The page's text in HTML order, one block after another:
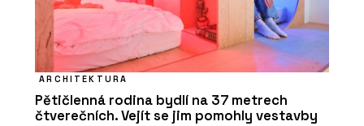
ARCHITEKTURA
Pětičlenná rodina bydlí na 37 metrech
čtverečních. Vejít se jim pomohly vestavby